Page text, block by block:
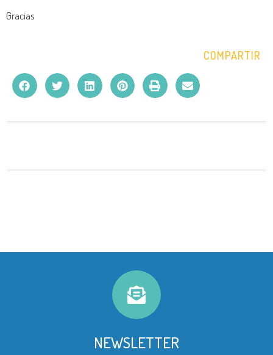
Gracias
COMPARTIR
NEWSLETTER